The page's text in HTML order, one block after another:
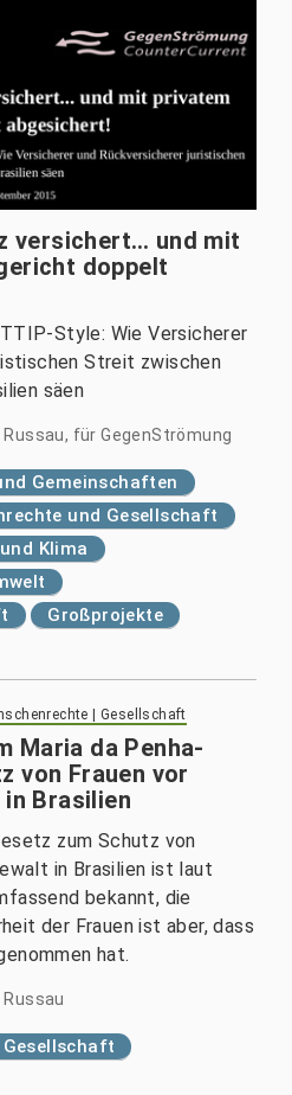
versichert… und mit
doppelt
Style: Wie Versicherer
Streit zwischen
säen
für GegenStrömung
Gemeinschaften
und Gesellschaft
Klima
Großprojekte
| Gesellschaft
Maria da Penha-
von Frauen vor
Brasilien
zum Schutz von
in Brasilien ist laut
bekannt, die
der Frauen ist aber, dass
hat.